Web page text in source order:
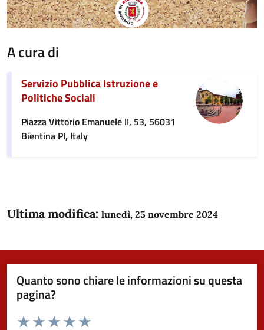
A cura di
Servizio Pubblica Istruzione e
Politiche Sociali
Piazza Vittorio Emanuele II, 53, 56031
Bientina PI, Italy
Ultima modifica: lunedì, 25 novembre 2024
Quanto sono chiare le informazioni su questa
pagina?
Domanda
Valuta da 1 a 5 stelle la pagina